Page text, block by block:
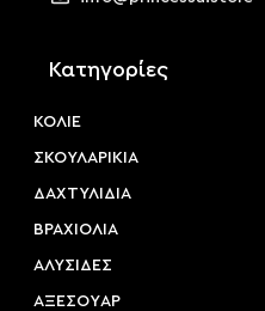
Κατηγορίες
ΚΟΛΙΕ
ΣΚΟΥΛΑΡΙΚΙΑ
ΔΑΧΤΥΛΙΔΙΑ
ΒΡΑΧΙΟΛΙΑ
ΑΛΥΣΙΔΕΣ
ΑΞΕΣΟΥAΡ